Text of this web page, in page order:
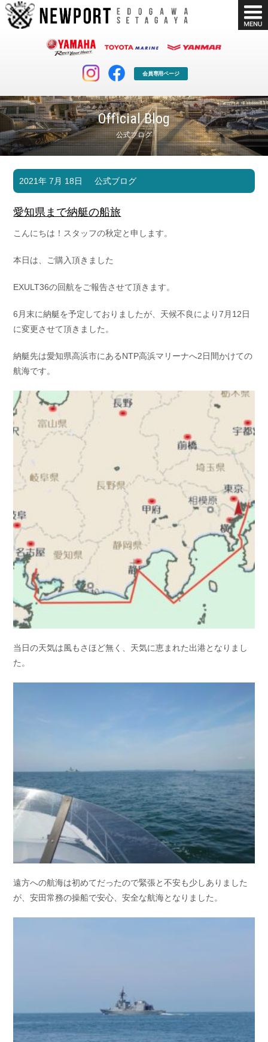
会員専用ページ
Official Blog
公式ブログ
マリンクラブ
マリンライフを堪能したい！
ボート販売
ボート免許
長年の実績と信頼！
Shop Info.
お問い合わせ
Contact us
採用情報
Recruit
リンク集
2021年 7月 18日 公式ブログ
愛知県まで納艇の船旅
こんにちは！スタッフの秋定と申します。
本日は、ご購入頂きました
EXULT36の回航をご報告させて頂きます。
6月末に納艇を予定しておりましたが、天候不良により7月12日
に変更させて頂きました。
納艇先は愛知県高浜市にあるNTP高浜マリーナへ2日間かけての
航海です。
当日の天気は風もさほど無く、天気に恵まれた出港となりまし
た。
遠方への航海は初めてだったので緊張と不安も少しありました
が、安田常務の操船で安心、安全な航海となりました。